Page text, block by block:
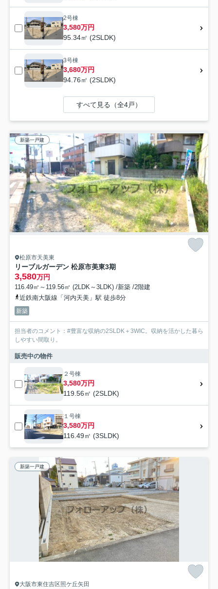
2号棟
3,580万円
95.34㎡ (2SLDK)
3号棟
3,680万円
94.76㎡ (2SLDK)
すべて見る（全4戸）
新築一戸建
松原市天美東
リーブルガーデン 松原市美東3期
3,580万円
116.49㎡～119.56㎡ (2LDK～3LDK) /新築 /2階建
近鉄南大阪線「河内天美」駅 徒歩8分
新築
担当者のコメント：#豊富な収納の2SLDK＋3WIC。収納を活かした暮ら
しやすい間取り。
販売中の物件
２号棟
3,580万円
119.56㎡ (2SLDK)
１号棟
3,580万円
116.49㎡ (3SLDK)
新築一戸建
大阪市東住吉区照ケ丘矢田